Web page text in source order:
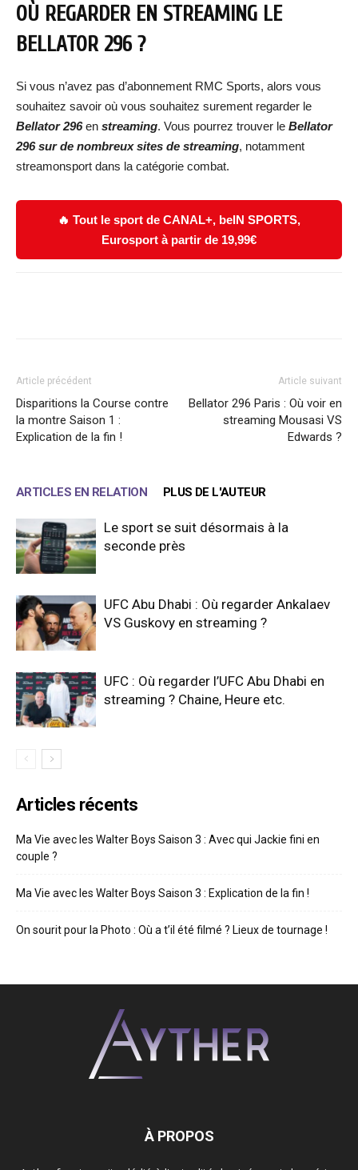
OÙ REGARDER EN STREAMING LE
BELLATOR 296 ?
Si vous n’avez pas d’abonnement RMC Sports, alors vous
souhaitez savoir où vous souhaitez surement regarder le
Bellator 296en streaming. Vous pourrez trouver le Bellator
296sur de nombreux sites de streaming, notamment
streamonsport dans la catégorie combat.
🔥 Tout le sport de CANAL+, beIN SPORTS,
Eurosport à partir de 19,99€
Article précédent
Disparitions la Course contre
la montre Saison 1 :
Explication de la fin !
Article suivant
Bellator 296 Paris : Où voir en
streaming Mousasi VS
Edwards ?
ARTICLES EN RELATION PLUS DE L'AUTEUR
Le sport se suit désormais à la
seconde près
UFC Abu Dhabi : Où regarder Ankalaev
VS Guskovy en streaming ?
UFC : Où regarder l’UFC Abu Dhabi en
streaming ? Chaine, Heure etc.
Articles récents
Ma Vie avec les Walter Boys Saison 3 : Avec qui Jackie fini en
couple ?
Ma Vie avec les Walter Boys Saison 3 : Explication de la fin !
On sourit pour la Photo : Où a t’il été filmé ? Lieux de tournage !
À PROPOS